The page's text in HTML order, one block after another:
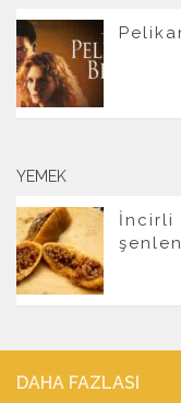
YEMEK
İncirli
DAHA FAZLASI